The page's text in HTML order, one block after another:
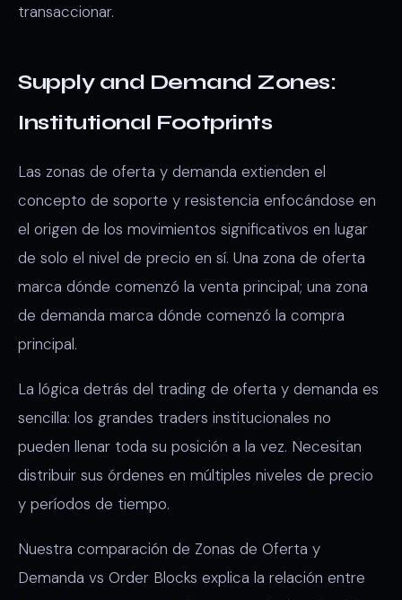
transaccionar.
Supply and Demand Zones:
Institutional Footprints
Las zonas de oferta y demanda extienden el
concepto de soporte y resistencia enfocándose en
el origen de los movimientos significativos en lugar
de solo el nivel de precio en sí. Una zona de oferta
marca dónde comenzó la venta principal; una zona
de demanda marca dónde comenzó la compra
principal.
La lógica detrás del trading de oferta y demanda es
sencilla: los grandes traders institucionales no
pueden llenar toda su posición a la vez. Necesitan
distribuir sus órdenes en múltiples niveles de precio
y períodos de tiempo.
Nuestra comparación de Zonas de Oferta y
Demanda vs Order Blocks explica la relación entre